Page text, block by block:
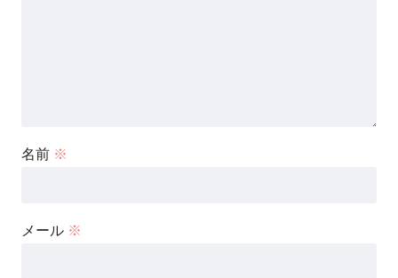
名前 ※
メール ※